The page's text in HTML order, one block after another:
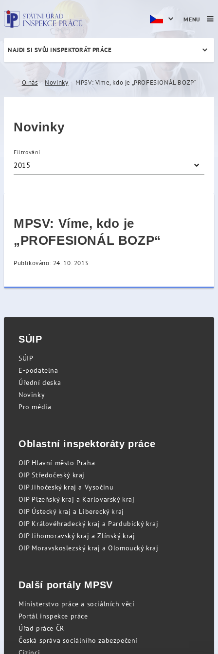
MPSV: Víme, kdo je
NAJDI SI SVŮJ INSPEKTORÁT PRÁCE
O nás Novinky MPSV: Víme, kdo je „PROFESIONÁL BOZP“
Novinky
Filtrování
2015
MPSV: Víme, kdo je
„PROFESIONÁL BOZP“
Publikováno: 24. 10. 2013
MENU
SÚIP
SÚIP
E-podatelna
Úřední deska
Novinky
Pro média
Oblastní inspektoráty práce
OIP Hlavní město Praha
OIP Středočeský kraj
OIP Jihočeský kraj a Vysočinu
OIP Plzeňský kraj a Karlovarský kraj
OIP Ústecký kraj a Liberecký kraj
OIP Královéhradecký kraj a Pardubický kraj
OIP Jihomoravský kraj a Zlínský kraj
OIP Moravskoslezský kraj a Olomoucký kraj
Další portály MPSV
Ministerstvo práce a sociálních věcí
Portál inspekce práce
Úřad práce ČR
Česká správa sociálního zabezpečení